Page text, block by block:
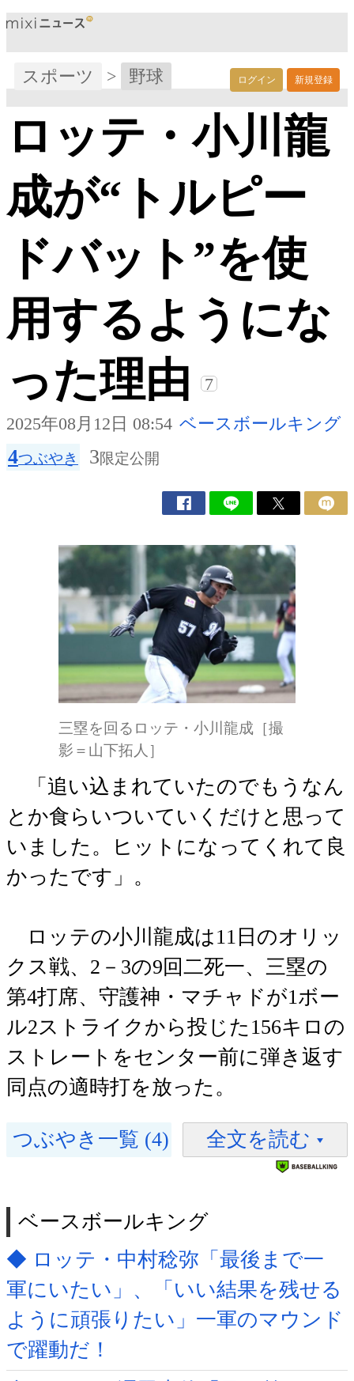
ログイン 新規登録
スポーツ > 野球
ロッテ・小川龍
成が“トルピー
ドバット”を使
用するようにな
った理由
7
2025年08月12日 08:54 ベースボールキング
4つぶやき 3限定公開
三塁を回るロッテ・小川龍成［撮
影＝山下拓人］
「追い込まれていたのでもうなん
とか食らいついていくだけと思って
いました。ヒットになってくれて良
かったです」。
ロッテの小川龍成は11日のオリッ
クス戦、2－3の9回二死一、三塁の
第4打席、守護神・マチャドが1ボー
ル2ストライクから投じた156キロの
ストレートをセンター前に弾き返す
同点の適時打を放った。
つぶやき一覧 (4) 全文を読む
ベースボールキング
◆ ロッテ・中村稔弥「最後まで一
軍にいたい」、「いい結果を残せる
ように頑張りたい」一軍のマウンド
で躍動だ！